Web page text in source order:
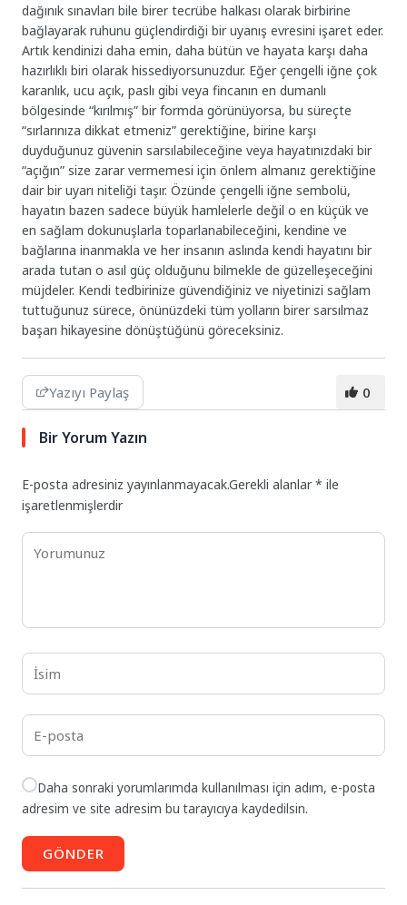
dağınık sınavları bile birer tecrübe halkası olarak birbirine
bağlayarak ruhunu güçlendirdiği bir uyanış evresini işaret eder.
Artık kendinizi daha emin, daha bütün ve hayata karşı daha
hazırlıklı biri olarak hissediyorsunuzdur. Eğer çengelli iğne çok
karanlık, ucu açık, paslı gibi veya fincanın en dumanlı
bölgesinde “kırılmış” bir formda görünüyorsa, bu süreçte
“sırlarınıza dikkat etmeniz” gerektiğine, birine karşı
duyduğunuz güvenin sarsılabileceğine veya hayatınızdaki bir
“açığın” size zarar vermemesi için önlem almanız gerektiğine
dair bir uyarı niteliği taşır. Özünde çengelli iğne sembolü,
hayatın bazen sadece büyük hamlelerle değil o en küçük ve
en sağlam dokunuşlarla toparlanabileceğini, kendine ve
bağlarına inanmakla ve her insanın aslında kendi hayatını bir
arada tutan o asıl güç olduğunu bilmekle de güzelleşeceğini
müjdeler. Kendi tedbirinize güvendiğiniz ve niyetinizi sağlam
tuttuğunuz sürece, önünüzdeki tüm yolların birer sarsılmaz
başarı hikayesine dönüştüğünü göreceksiniz.
Yazıyı Paylaş 0
Bir Yorum Yazın
E-posta adresiniz yayınlanmayacak.Gerekli alanlar* ile
işaretlenmişlerdir
Daha sonraki yorumlarımda kullanılması için adım, e-posta
adresim ve site adresim bu tarayıcıya kaydedilsin.
GÖNDER